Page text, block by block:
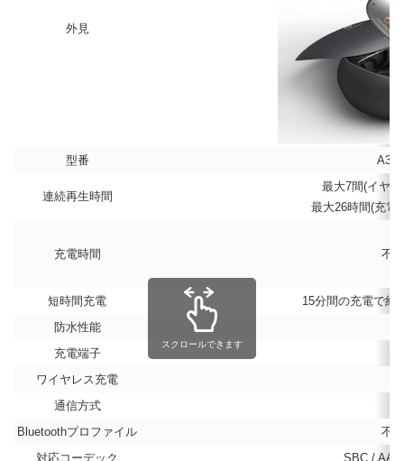
外見
型番
連続再生時間
最⼤7間(イヤ
最⼤26時間(充電
充電時間 不明
短時間充電
15分間の充電で約
防水性能
充電端子
ワイヤレス充電
通信方式
Bluetoothプロファイル
不明
対応コーデック
SBC /
スクロールできます